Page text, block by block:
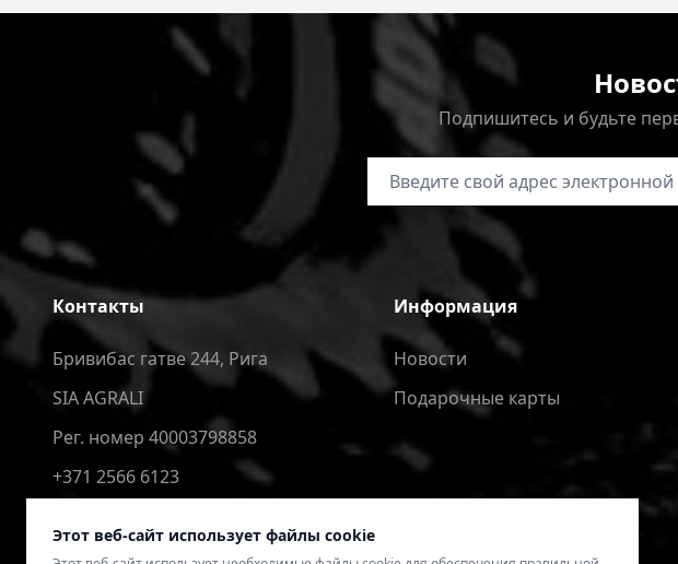
Этот веб-сайт использует файлы cookie
Подпишитесь и будьте
Адрес электронной почты
Контакты
Бривибас гатве 244, Рига
SIA AGRALI
Рег. номер 40003798858
+371 2566 6123
Информация
Новости
Подарочные карты